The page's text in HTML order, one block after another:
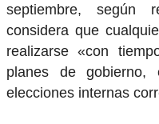
septiembre, según
considera que
realizarse «con
planes de gobierno,
elecciones internas